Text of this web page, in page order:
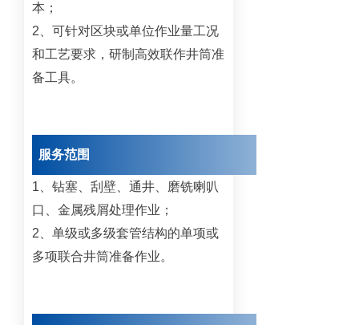
本；
2、可针对区块或单位作业量工况
和工艺要求，研制高效联作井筒准
备工具。
服务范围
1、钻塞、刮壁、通井、磨铣喇叭
口、金属残屑处理作业；
2、单级或多级套管结构的单项或
多项联合井筒准备作业。